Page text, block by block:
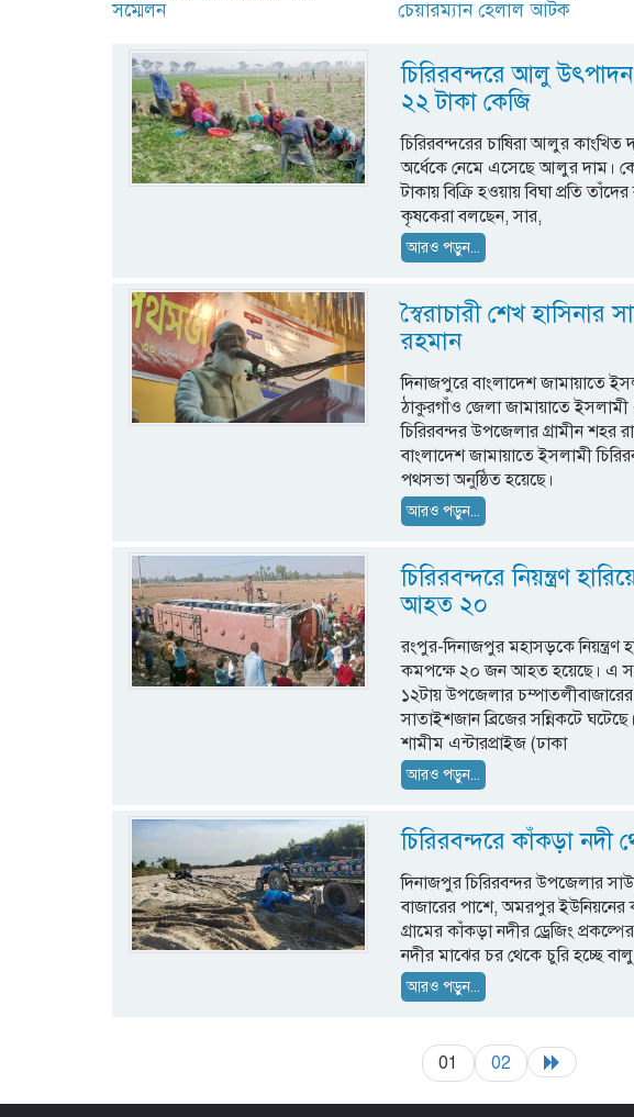
সম্মেলন
চেয়ারম্যান হেলাল আটক
চিরিরবন্দরে আলু উৎপাদন
২২ টাকা কেজি
চিরিরবন্দরের চাষিরা আলুর
অর্ধেকে নেমে এসেছে আলুর দাম।
টাকায় বিক্রি হওয়ায় বিঘা প্রতি
কৃষকেরা বলছেন, সার,
আরও পড়ুন...
স্বৈরাচারী শেখ
রহমান
দিনাজপুরে বাংলাদেশ জামায়াতে
ঠাকুরগাঁও জেলা জামায়াতে
চিরিরবন্দর উপজেলার গ্রামীন শহর
বাংলাদেশ জামায়াতে ইসলামী
পথসভা অনুষ্ঠিত হয়েছে।
আরও পড়ুন...
চিরিরবন্দরে নিয়ন্ত্রণ
আহত ২০
রংপুর-দিনাজপুর মহাসড়কে নিয়ন্ত্রণ
কমপক্ষে ২০ জন আহত হয়েছে। এ
১২টায় উপজেলার
সাতাইশজান ব্রিজের সন্নিকটে
শামীম এন্টারপ্রাইজ (ঢাকা
আরও পড়ুন...
চিরিরবন্দরে কাঁকড়া নদী
দিনাজপুর চিরিরবন্দর উপজেলার
বাজারের পাশে, অমরপুর ইউনিয়নের
গ্রামের কাঁকড়া নদীর ড্রেজিং
নদীর মাঝের চর থেকে চুরি হচ্ছে
আরও পড়ুন...
01 02